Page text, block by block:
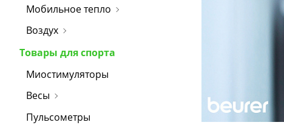
Мобильное тепло
Воздух
Товары для спорта
Миостимуляторы
Весы
Пульсометры